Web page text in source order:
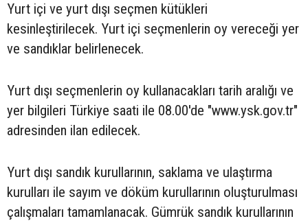
Yurt içi ve yurt dışı seçmen kütükleri
kesinleştirilecek. Yurt içi seçmenlerin oy vereceği yer
ve sandıklar belirlenecek.
Yurt dışı seçmenlerin oy kullanacakları tarih aralığı ve
yer bilgileri Türkiye saati ile 08.00'de "www.ysk.gov.tr"
adresinden ilan edilecek.
Yurt dışı sandık kurullarının, saklama ve ulaştırma
kurulları ile sayım ve döküm kurullarının oluşturulması
çalışmaları tamamlanacak. Gümrük sandık kurullarının